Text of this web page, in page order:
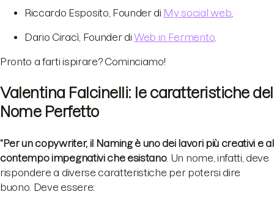
Riccardo Esposito, Founder di My social web
Dario Ciracì, Founder di Web in Fermento
Pronto a farti ispirare? Cominciamo!
Valentina Falcinelli: le caratteristiche del
Nome Perfetto
“Per un copywriter, il Naming è uno dei lavori più creativi e al
contempo impegnativi che esistano. Un nome, infatti, deve
rispondere a diverse caratteristiche per potersi dire
buono. Deve essere: